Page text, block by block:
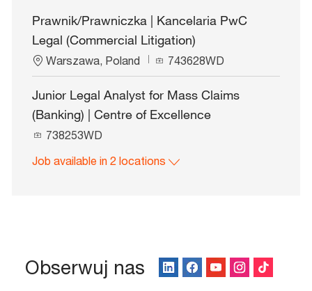
Prawnik/Prawniczka | Kancelaria PwC
Legal (Commercial Litigation)
L
o
c
a
t
n
Warszawa, Poland
J
o
b
I
d
743628WD
Junior Legal Analyst for Mass Claims
(Banking) | Centre of Excellence
J
b
738253WD
Job available in 2 locations
Obserwuj nas